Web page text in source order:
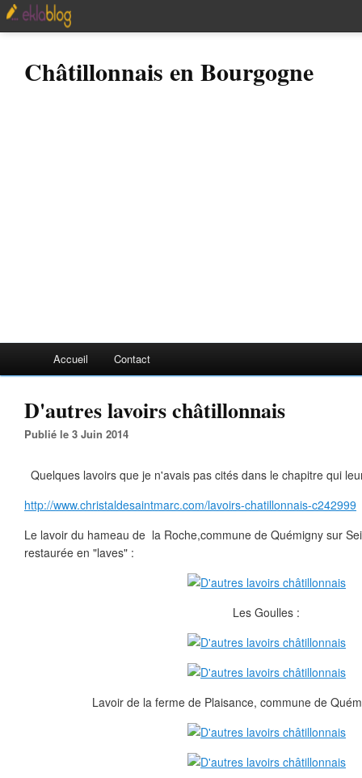
Châtillonnais en Bourgogne
Accueil Contact
D'autres lavoirs châtillonnais
Publié le 3 Juin 2014
Quelques lavoirs que je n'avais pas cités dans le chapitre qui
http://www.christaldesaintmarc.com/lavoirs-chatillonnais-c242999
Le lavoir du hameau de la Roche,commune de Quémigny sur
restaurée en "laves" :
Les Goulles :
Lavoir de la ferme de Plaisance, commune de